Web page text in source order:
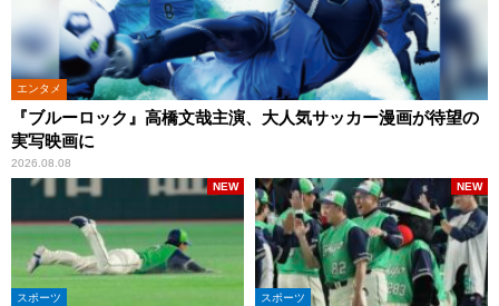
エンタメ
『ブルーロック』高橋文哉主演、大人気サッカー漫画が待望の
実写映画に
2026.08.08
スポーツ
NEW
スポーツ
NEW